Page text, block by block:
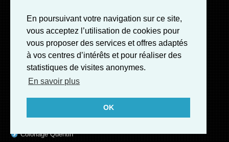
En poursuivant votre navigation sur ce site,
vous acceptez l’utilisation de cookies pour
vous proposer des services et offres adaptés
à vos centres d’intérêts et pour réaliser des
statistiques de visites anonymes.
En savoir plus
OK
Coloriage Lina
Coloriage Julien
Coloriage Nina
Coloriage Arthur
Coloriage Noe
Coloriage Alicia
Coloriage Heloïse
Coloriage Oscar
Coloriage Quentin